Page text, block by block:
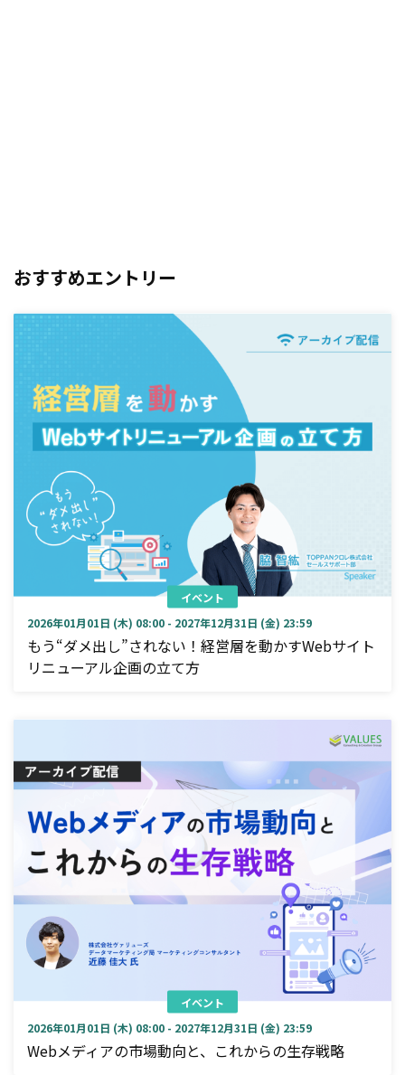
おすすめエントリー
イベント
2026年01月01日 (木) 08:00 - 2027年12月31日 (金) 23:59
もう“ダメ出し”されない！経営層を動かすWebサイト
リニューアル企画の立て方
イベント
2026年01月01日 (木) 08:00 - 2027年12月31日 (金) 23:59
Webメディアの市場動向と、これからの生存戦略